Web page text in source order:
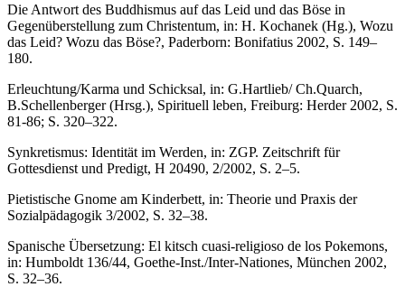
Die Antwort des Buddhismus auf das Leid und das Böse in
Gegenüberstellung zum Christentum, in: H. Kochanek (Hg.), Wozu
das Leid? Wozu das Böse?, Paderborn: Bonifatius 2002, S. 149–
180.
Erleuchtung/Karma und Schicksal, in: G.Hartlieb/ Ch.Quarch,
B.Schellenberger (Hrsg.), Spirituell leben, Freiburg: Herder 2002, S.
81-86; S. 320–322.
Synkretismus: Identität im Werden, in: ZGP. Zeitschrift für
Gottesdienst und Predigt, H 20490, 2/2002, S. 2–5.
Pietistische Gnome am Kinderbett, in: Theorie und Praxis der
Sozialpädagogik 3/2002, S. 32–38.
Spanische Übersetzung: El kitsch cuasi-religioso de los Pokemons,
in: Humboldt 136/44, Goethe-Inst./Inter-Nationes, München 2002,
S. 32–36.